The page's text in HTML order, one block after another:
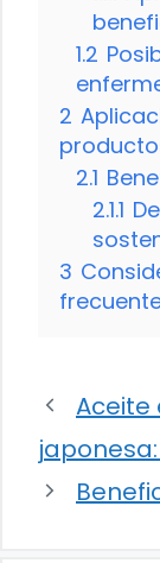
1.2
2
2.1
2.1.1
3
Aceite